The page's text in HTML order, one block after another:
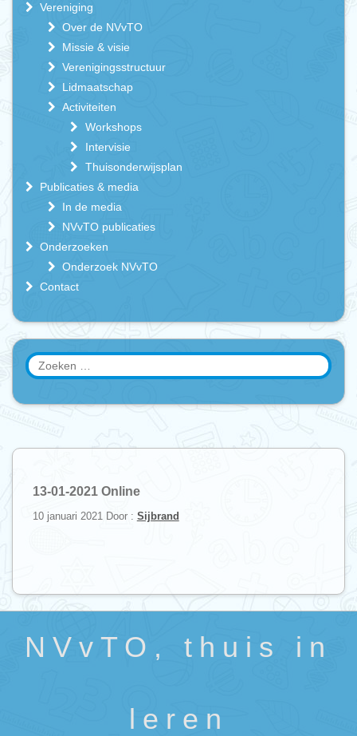
Vereniging
Over de NVvTO
Missie & visie
Verenigingsstructuur
Lidmaatschap
Activiteiten
Workshops
Intervisie
Thuisonderwijsplan
Publicaties & media
In de media
NVvTO publicaties
Onderzoeken
Onderzoek NVvTO
Contact
13-01-2021 Online
10 januari 2021 Door : Sijbrand
NVvTO, thuis in
leren